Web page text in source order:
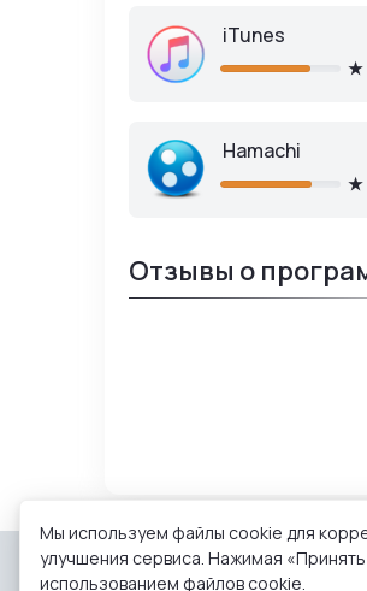
iTunes
Hamachi
Отзывы о
Мы используем файлы cookie для
улучшения сервиса. Нажимая
использованием файлов cookie.